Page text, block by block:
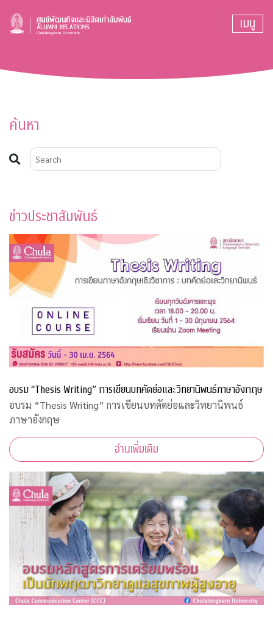
เมนู
ค้นหา
ข่าวประชาสัมพันธ์
อบรม “Thesis Writing” การเขียนบทคัดย่อและวิทยานิพนธ์ภาษาอังกฤษ
อบรม “Thesis Writing” การเขียนบทคัดย่อและวิทยานิพนธ์
ภาษาอังกฤษ
อ่านเพิ่มเติม